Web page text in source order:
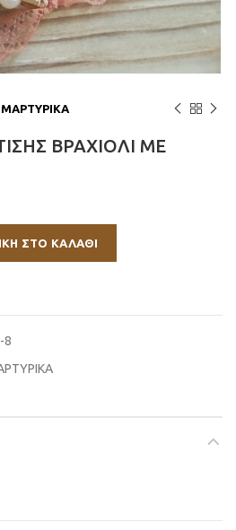
ΜΑΡΤΥΡΙΚΑ
ΒΡΑΧΙΟΛΙ ΜΕ
ΣΤΟ ΚΑΛΆΘΙ
8